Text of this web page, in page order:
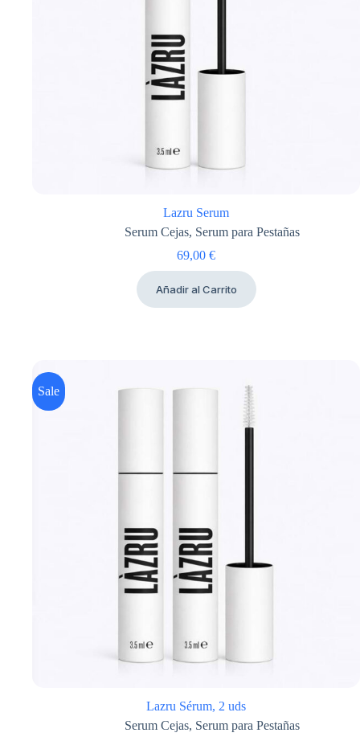
Lazru Serum
Serum Cejas, Serum para Pestañas
69,00 €
Añadir al Carrito
Sale
Lazru Sérum, 2 uds
Serum Cejas, Serum para Pestañas